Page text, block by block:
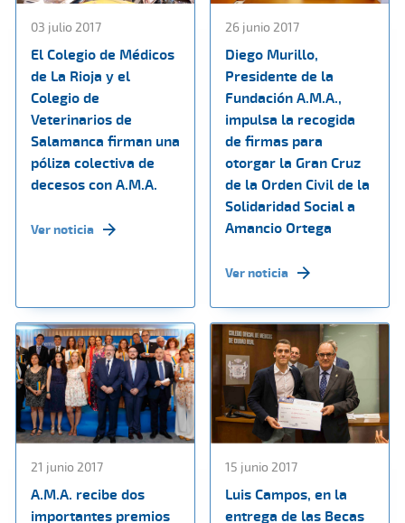
03 julio 2017
El Colegio de Médicos
de La Rioja y el
Colegio de
Veterinarios de
Salamanca firman una
póliza colectiva de
decesos con A.M.A.
Ver noticia
26 junio 2017
Diego Murillo,
Presidente de la
Fundación A.M.A.,
impulsa la recogida
de firmas para
otorgar la Gran Cruz
de la Orden Civil de la
Solidaridad Social a
Amancio Ortega
Ver noticia
21 junio 2017
A.M.A. recibe dos
importantes premios
15 junio 2017
Luis Campos, en la
entrega de las Becas